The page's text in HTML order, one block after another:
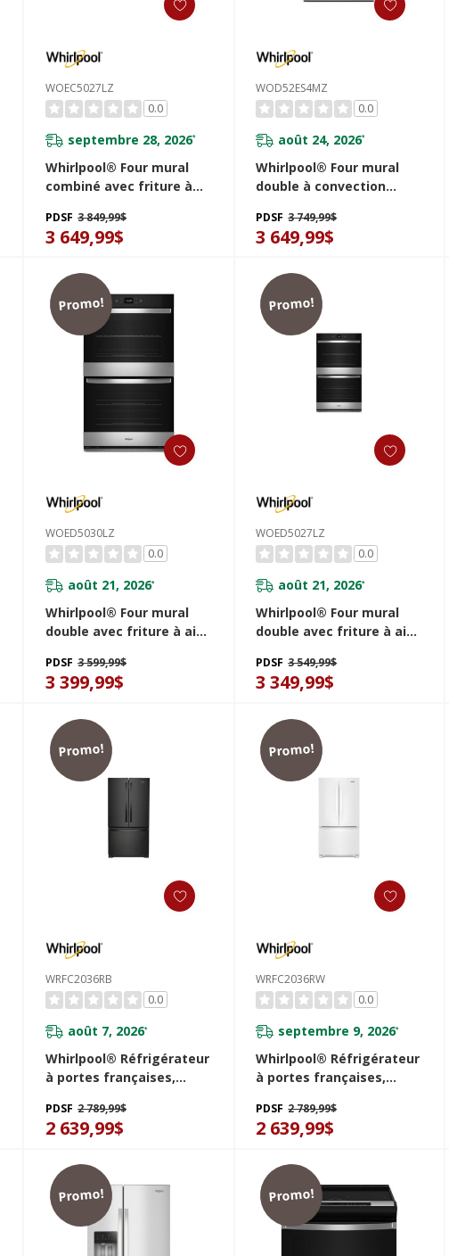
WOEC5027LZ
0.0
septembre 28, 2026*
Whirlpool® Four mural
combiné avec friture à
total WOEC5027LZ
PDSF 3 849,99$
3 649,99$
WOD52ES4MZ
0.0
août 24, 2026*
Whirlpool® Four mural
double à convection
cu WOD52ES4MZ
PDSF 3 749,99$
3 649,99$
Promo!
WOED5030LZ
0.0
août 21, 2026*
Whirlpool® Four mural
double avec friture à air
total WOED5030LZ
PDSF 3 599,99$
3 399,99$
Promo!
WOED5027LZ
0.0
août 21, 2026*
Whirlpool® Four mural
double avec friture à air
total WOED5027LZ
PDSF 3 549,99$
3 349,99$
Promo!
WRFC2036RB
0.0
août 7, 2026*
Whirlpool® Réfrigérateur
à portes françaises,
et congélateur inférieur -
36po - 20picu
PDSF 2 789,99$
2 639,99$
Promo!
WRFC2036RW
0.0
septembre 9, 2026*
Whirlpool® Réfrigérateur
à portes françaises,
et congélateur inférieur -
36po - 20picu
PDSF 2 789,99$
2 639,99$
Promo! Promo!